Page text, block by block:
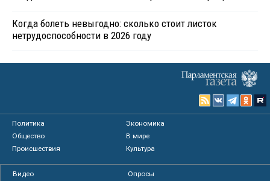
Когда болеть невыгодно: сколько стоит листок
нетрудоспособности в 2026 году
Политика
Экономика
Общество
В мире
Происшествия
Культура
Видео
Опросы